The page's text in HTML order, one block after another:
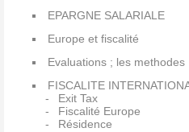
EPARGNE SALARIALE
Europe et fiscalité
Evaluations ; les methodes
FISCALITE
Exit Tax
Fiscalité Europe
Résidence